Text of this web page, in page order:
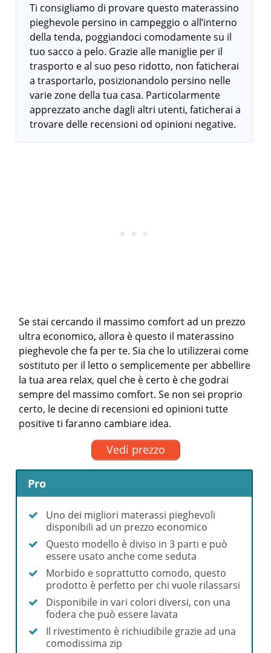
Ti consigliamo di provare questo materassino
pieghevole persino in campeggio o all’interno
della tenda, poggiandoci comodamente su il
tuo sacco a pelo. Grazie alle maniglie per il
trasporto e al suo peso ridotto, non faticherai
a trasportarlo, posizionandolo persino nelle
varie zone della tua casa. Particolarmente
apprezzato anche dagli altri utenti, faticherai a
trovare delle recensioni od opinioni negative.
Se stai cercando il massimo comfort ad un prezzo
ultra economico, allora è questo il materassino
pieghevole che fa per te. Sia che lo utilizzerai come
sostituto per il letto o semplicemente per abbellire
la tua area relax, quel che è certo è che godrai
sempre del massimo comfort. Se non sei proprio
certo, le decine di recensioni ed opinioni tutte
positive ti faranno cambiare idea.
Vedi prezzo
Pro
Uno dei migliori materassi pieghevoli
disponibili ad un prezzo economico
Questo modello è diviso in 3 parti e può
essere usato anche come seduta
Morbido e soprattutto comodo, questo
prodotto è perfetto per chi vuole rilassarsi
Disponibile in vari colori diversi, con una
fodera che può essere lavata
Il rivestimento è richiudibile grazie ad una
comodissima zip